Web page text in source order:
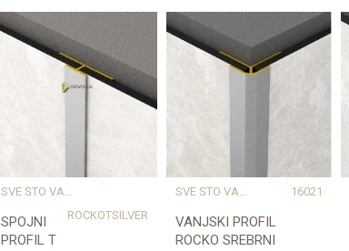
SVE ŠTO VAM TREBA ZA PROFESIONALNU MONTAŽU
ROCKOTSILVER
SPOJNI
PROFIL T
SVE ŠTO VAM TREBA ZA PROFESIONALNU MONTAŽU 16021
VANJSKI PROFIL
ROCKO SREBRNI